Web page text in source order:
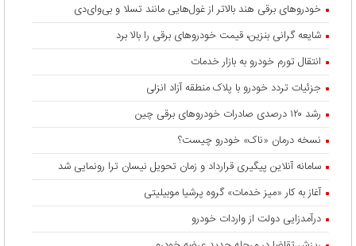
خودروهای برقی هند بالاتر از غول‌هایی مانند تسلا و بی‌وای‌دی
شایعه گرانی بنزین، قیمت خودروهای برقی را بالا برد
انتقال تورم خودرو به بازار خدمات
جزئیات تردد خودرو با پلاک منطقه آزاد انزلی
رشد ۱۲۰ درصدی صادرات خودروهای برقی چین
نسخه درمان «ناک» خودرو چیست؟
سامانه آنلاین پیگیری قرارداد‌ و زمان تحویل نیسان ترا رونمایی شد
آغاز به کار «میز خدمات» گروه پرشیا موبیلیتی
درآمدزایی دولت از واردات خودرو